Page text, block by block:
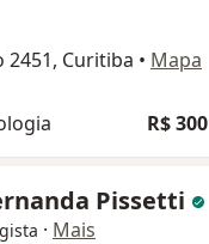
2451, Curitiba • Mapa
R$ 300
Pissetti
· Mais